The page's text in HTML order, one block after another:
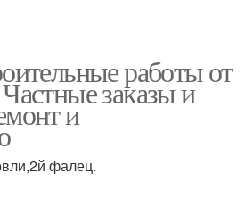
работы от
заказы и
и
фалец.